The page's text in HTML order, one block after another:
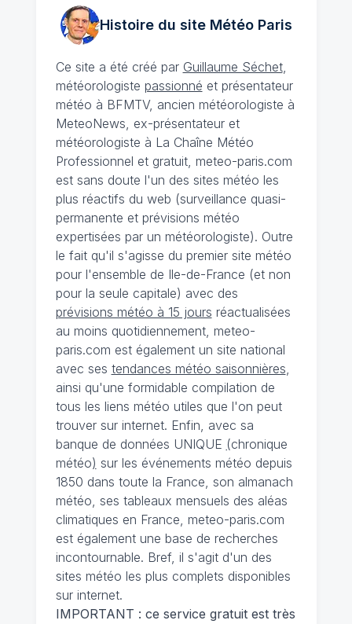
Histoire du site MétéoParis
Ce site a été créé par Guillaume Séchet,
météorologiste passionné et présentateur
météo à BFMTV, ancien météorologiste à
MeteoNews, ex-présentateur et
météorologiste à La Chaîne Météo
Professionnel et gratuit, meteo-paris.com
est sans doute l'un des sites météo les
plus réactifs du web (surveillance quasi-
permanente et prévisions météo
expertisées par un météorologiste). Outre
le fait qu'il s'agisse du premier site météo
pour l'ensemble de Ile-de-France (et non
pour la seule capitale) avec des
prévisions météo à 15 jours réactualisées
au moins quotidiennement, meteo-
paris.com est également un site national
avec ses tendances météo saisonnières,
ainsi qu'une formidable compilation de
tous les liens météo utiles que l'on peut
trouver sur internet. Enfin, avec sa
banque de données UNIQUE (chronique
météo) sur les événements météo depuis
1850 dans toute la France, son almanach
météo, ses tableaux mensuels des aléas
climatiques en France, meteo-paris.com
est également une base de recherches
incontournable. Bref, il s'agit d'un des
sites météo les plus complets disponibles
sur internet.
IMPORTANT : ce service gratuit est très